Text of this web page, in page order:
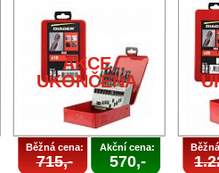
AKCE
UKONČENA
Běžná cena:
715,-
Akční cena:
570,-